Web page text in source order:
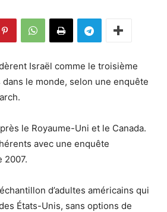
Israël comme le troisième
le monde, selon une enquête
le Royaume-Uni et le Canada.
avec une enquête
2007.
d’adultes américains qui
États-Unis, sans options de